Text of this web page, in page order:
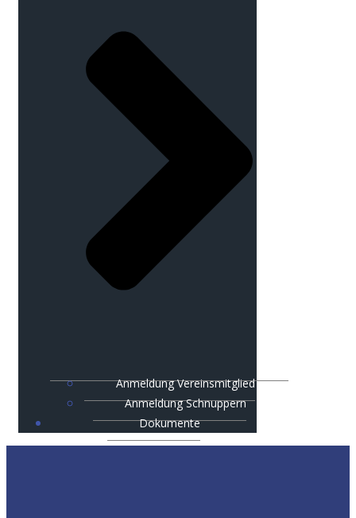
Anmeldung Vereinsmitglied
Anmeldung Schnuppern
Dokumente